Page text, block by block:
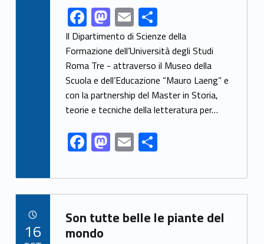
Link identifier share facebook archive #share-link-archive-60283F
ac
e
b
o
o
k
M
as
to
d
o
n
E
m
ai
l
S
h
ar
e
Il Dipartimento di Scienze della
Formazione dell’Università degli Studi
Roma Tre - attraverso il Museo della
Scuola e dell’Educazione “Mauro Laeng” e
con la partnership del Master in Storia,
teorie e tecniche della letteratura per…
F
ac
e
b
o
o
M
as
to
d
o
E
m
ai
l
S
h
ar
e
Link identifier archive #link-archive-47234
Son tutte belle le piante del
mondo
16